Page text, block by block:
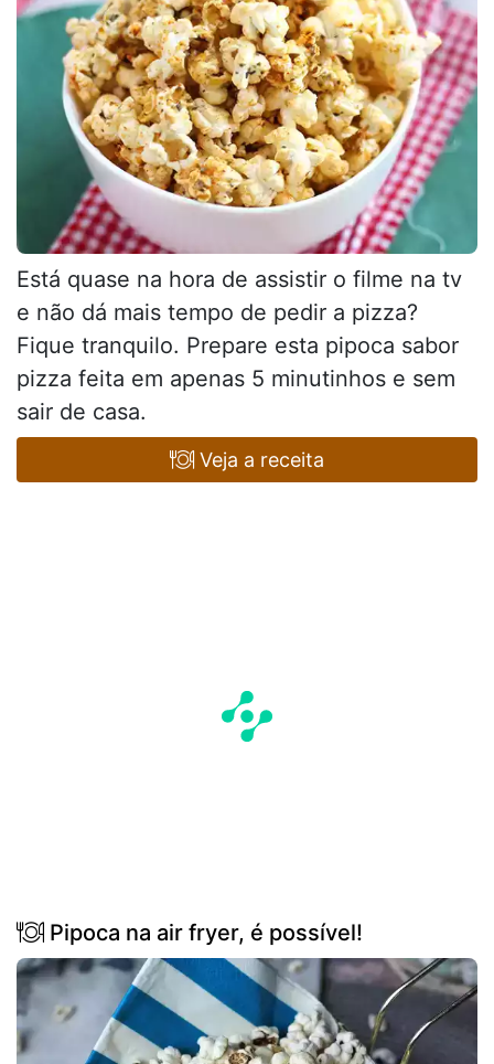
Está quase na hora de assistir o filme na tv
e não dá mais tempo de pedir a pizza?
Fique tranquilo. Prepare esta pipoca sabor
pizza feita em apenas 5 minutinhos e sem
sair de casa.
Veja a receita
Pipoca na air fryer, é possível!